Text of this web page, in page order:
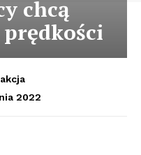
chcą
2022